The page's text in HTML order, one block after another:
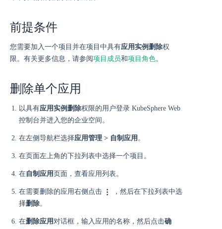
前提条件
您需要加入一个项目并在项目中具有应用实例删除权
限。有关更多信息，请参阅项目成员和项目角色。
删除单个应用
以具有应用实例删除权限的用户登录 KubeSphere Web
控制台并进入您的企业空间。
在左侧导航栏选择应用管理 > 自制应用 。
在页面左上角的下拉列表中选择一个项目。
在自制应用页面，查看应用列表。
在需要删除的应用右侧点击
，然后在下拉列表中选
择删除。
在删除应用对话框，输入应用的名称，然后点击确